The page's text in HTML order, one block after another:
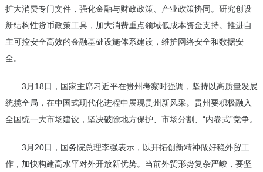
扩大消费专门文件，强化金融与财政政策、产业政策协同。研究创设
新结构性货币政策工具，加大消费重点领域低成本资金支持。推进自
主可控安全高效的金融基础设施体系建设，维护网络安全和数据安
全。
3月18日，国家主席习近平在贵州考察时强调，坚持以高质量发展
统揽全局，在中国式现代化进程中展现贵州新风采。贵州要积极融入
全国统一大市场建设，坚决破除地方保护、市场分割、“内卷式”竞争。
3月20日，国务院总理李强表示，以开拓创新精神做好稳外贸工
作，加快构建高水平对外开放新优势。当前外贸形势复杂严峻，要坚